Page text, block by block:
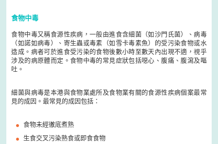
食物中毒
食物中毒又稱食源性疾病，一般由進食含細菌（如沙門氏菌）、病毒
（如諾如病毒）、寄生蟲或毒素（如雪卡毒素魚）的受污染食物或水
造成。病者可於進食受污染的食物後數小時至數天內出現不適，視乎
涉及的病原體而定。食物中毒的常見症狀包括噁心、腹痛、腹瀉及嘔
吐。
細菌與病毒是本港與食物業處所及食物業有關的食源性疾病個案最常
見的成因。最常見的成因包括：
食物未經徹底煮熟
生食交叉污染熟食或即食食物